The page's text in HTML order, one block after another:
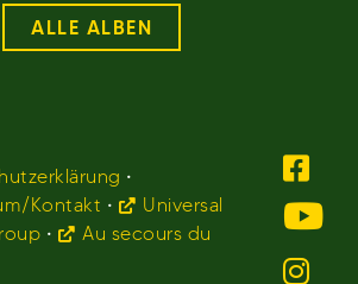
ALLE ALBEN
•
Kontakt •
Universal
•
Au secours du